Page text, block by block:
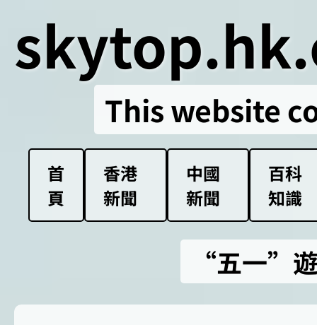
This website
首
頁
香港
新聞
中國
新聞
百科
知識
“五一”